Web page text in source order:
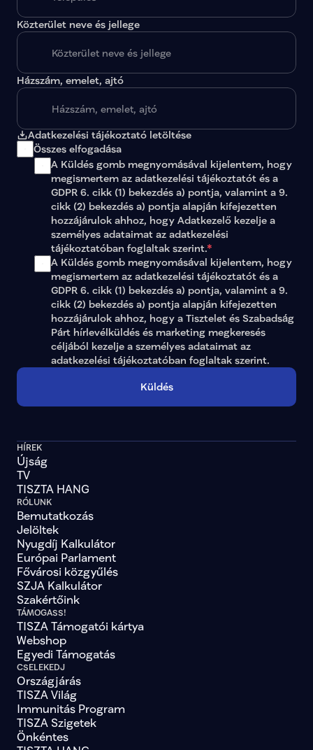
Közterület neve és jellege
Házszám, emelet, ajtó
Adatkezelési tájékoztató letöltése
Összes elfogadása
A Küldés gomb megnyomásával kijelentem, hogy
megismertem az adatkezelési tájékoztatót és a
GDPR 6. cikk (1) bekezdés a) pontja, valamint a 9.
cikk (2) bekezdés a) pontja alapján kifejezetten
hozzájárulok ahhoz, hogy Adatkezelő kezelje a
személyes adataimat az adatkezelési
tájékoztatóban foglaltak szerint.*
A Küldés gomb megnyomásával kijelentem, hogy
megismertem az adatkezelési tájékoztatót és a
GDPR 6. cikk (1) bekezdés a) pontja, valamint a 9.
cikk (2) bekezdés a) pontja alapján kifejezetten
hozzájárulok ahhoz, hogy a Tisztelet és Szabadság
Párt hírlevélküldés és marketing megkeresés
adatkezelési tájékoztatóban foglaltak szerint.
Küldés
HÍREK
Újság
TV
TISZTA HANG
RÓLUNK
Bemutatkozás
Jelöltek
Nyugdíj Kalkulátor
Európai Parlament
Fővárosi közgyűlés
SZJA Kalkulátor
Szakértőink
TÁMOGASS!
TISZA Támogatói kártya
Webshop
Egyedi Támogatás
CSELEKEDJ
Országjárás
TISZA Világ
Immunitás Program
TISZA Szigetek
Önkéntes